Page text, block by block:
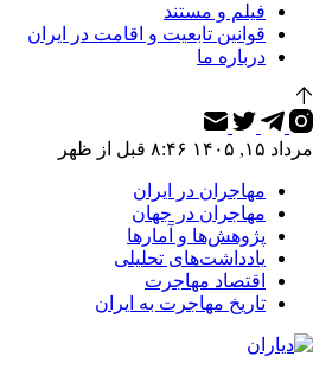
فیلم و مستند
قوانین تابعیت و اقامت در ایران
درباره ما
مرداد ۱۵, ۱۴۰۵ ۸:۴۶ قبل از ظهر
مهاجران در ایران
مهاجران در جهان
پژوهش‌ها و آمارها
یادداشت‌های تحلیلی
اقتصاد مهاجرت
تاریخ مهاجرت به ایران